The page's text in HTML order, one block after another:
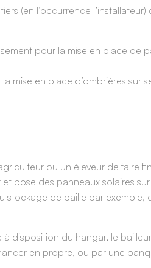
(en l’occurrence
pour la mise en place de
en place d’ombrières
ou un éleveur de faire
des panneaux solaires
de paille par exemple,
du hangar, le
en propre, ou par une